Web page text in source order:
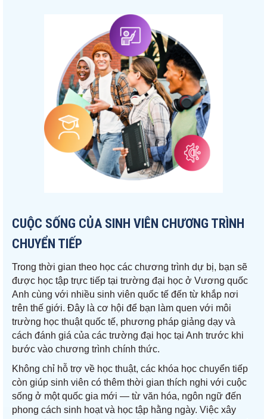
CUỘC SỐNG CỦA SINH VIÊN CHƯƠNG TRÌNH
CHUYỂN TIẾP
Trong thời gian theo học các chương trình dự bị, bạn sẽ
được học tập trực tiếp tại trường đại học ở Vương quốc
Anh cùng với nhiều sinh viên quốc tế đến từ khắp nơi
trên thế giới. Đây là cơ hội để bạn làm quen với môi
trường học thuật quốc tế, phương pháp giảng dạy và
cách đánh giá của các trường đại học tại Anh trước khi
bước vào chương trình chính thức.
Không chỉ hỗ trợ về học thuật, các khóa học chuyển tiếp
còn giúp sinh viên có thêm thời gian thích nghi với cuộc
sống ở một quốc gia mới — từ văn hóa, ngôn ngữ đến
phong cách sinh hoạt và học tập hằng ngày. Việc xây